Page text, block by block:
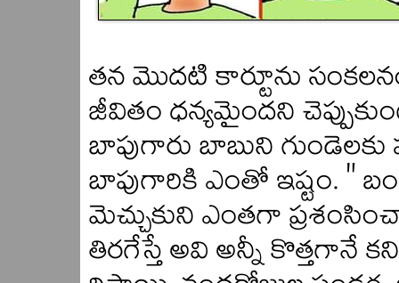
తన మొదటి కార్టూను
జీవితం ధన్యమైందని
బాపుగారు బాబుని గుండెలకు
బాపుగారికి ఎంతో ఇష్టం. "
మెచ్చుకుని ఎంతగా
తిరగేస్తే అవి అన్నీ కొత్తగానే